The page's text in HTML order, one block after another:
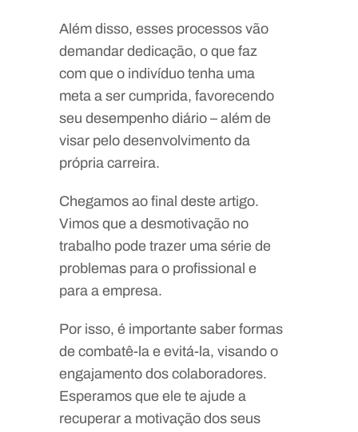
Além disso, esses processos vão
demandar dedicação, o que faz
com que o indivíduo tenha uma
meta a ser cumprida, favorecendo
seu desempenho diário – além de
visar pelo desenvolvimento da
própria carreira.
Chegamos ao final deste artigo.
Vimos que a desmotivação no
trabalho pode trazer uma série de
problemas para o profissional e
para a empresa.
Por isso, é importante saber formas
de combatê-la e evitá-la, visando o
engajamento dos colaboradores.
Esperamos que ele te ajude a
recuperar a motivação dos seus